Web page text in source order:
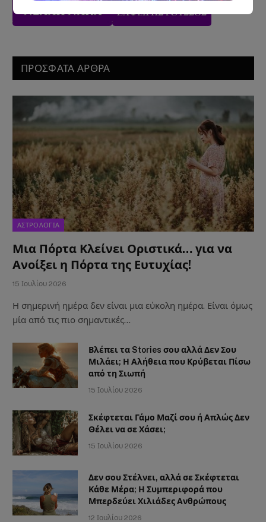
ΠΡΟΣΦΑΤΑ ΑΡΘΡΑ
ΑΣΤΡΟΛΟΓΙΑ
Μια Πόρτα Κλείνει Οριστικά… για να
Ανοίξει η Πόρτα της Ευτυχίας!
15 Ιουλίου 2026
Η σημερινή ημέρα δεν είναι μια εύκολη ημέρα. Είναι όμως
μία από τις πιο σημαντικές…
Βλέπει τα Stories σου αλλά Δεν Σου
Μιλάει; Η Αλήθεια που Κρύβεται Πίσω
από τη Σιωπή
15 Ιουλίου 2026
Σκέφτεται Γάμο Μαζί σου ή Απλώς Δεν
Θέλει να σε Χάσει;
15 Ιουλίου 2026
Δεν σου Στέλνει, αλλά σε Σκέφτεται
Κάθε Μέρα; Η Συμπεριφορά που
Μπερδεύει Χιλιάδες Ανθρώπους
12 Ιουλίου 2026